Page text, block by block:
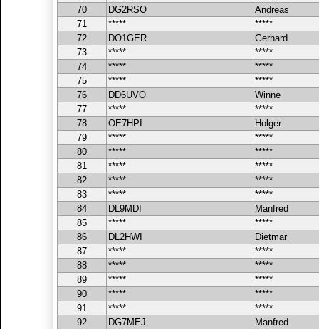
70
DG2RSO
Andreas
71
*****
*****
72
DO1GER
Gerhard
73
*****
*****
74
*****
*****
75
*****
*****
76
DD6UVO
Winne
77
*****
*****
78
OE7HPI
Holger
79
*****
*****
80
*****
*****
81
*****
*****
82
*****
*****
83
*****
*****
84
DL9MDI
Manfred
85
*****
*****
86
DL2HWI
Dietmar
87
*****
*****
88
*****
*****
89
*****
*****
90
*****
*****
91
*****
*****
92
DG7MEJ
Manfred